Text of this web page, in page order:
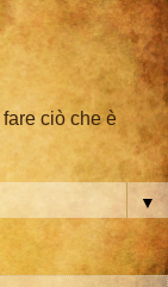
ciò che è
▼